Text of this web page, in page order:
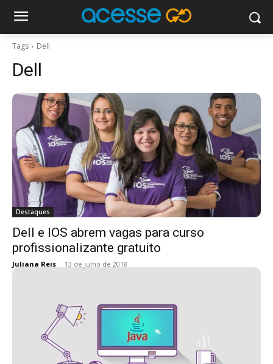
Tags Dell
Dell
Destaques
Dell e IOS abrem vagas para curso
profissionalizante gratuito
Juliana Reis - 13 de julho de 2018